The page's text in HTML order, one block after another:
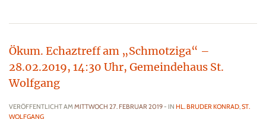
Ökum. Echaztreff am „Schmotziga“ –
28.02.2019, 14:30 Uhr, Gemeindehaus St.
Wolfgang
VERÖFFENTLICHT AMMITTWOCH 27. FEBRUAR 2019- IN HL. BRUDER KONRAD,ST.
WOLFGANG